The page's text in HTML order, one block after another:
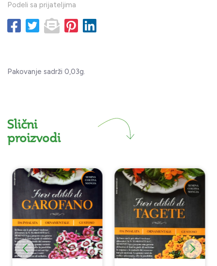
Podeli sa prijateljima
Pakovanje sadrži 0,03g.
Slični
proizvodi